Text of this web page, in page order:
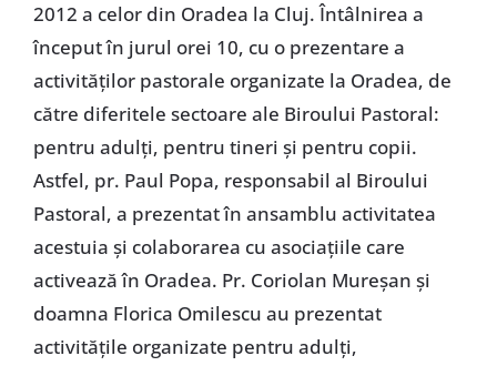
2012 a celor din Oradea la Cluj. Întâlnirea a
început în jurul orei 10, cu o prezentare a
activităţilor pastorale organizate la Oradea, de
către diferitele sectoare ale Biroului Pastoral:
pentru adulţi, pentru tineri şi pentru copii.
Astfel, pr. Paul Popa, responsabil al Biroului
Pastoral, a prezentat în ansamblu activitatea
acestuia şi colaborarea cu asociaţiile care
activează în Oradea. Pr. Coriolan Mureşan şi
doamna Florica Omilescu au prezentat
activităţile organizate pentru adulţi,